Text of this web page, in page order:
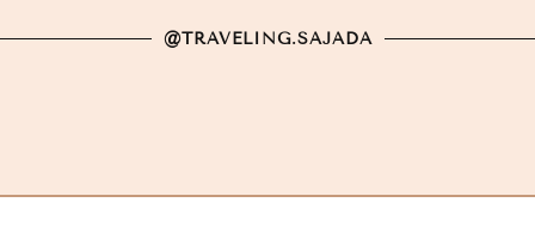
@TRAVELING.SAJADA